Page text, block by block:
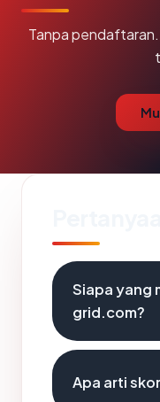
Tanpa
Siapa yang
grid.com?
Apa arti